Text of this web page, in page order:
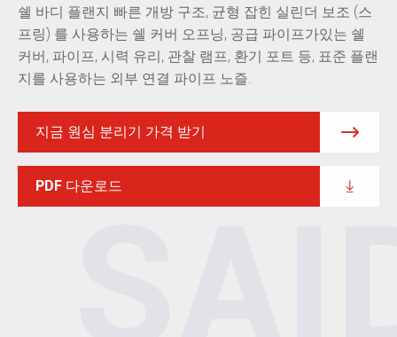
쉘 바디 플랜지 빠른 개방 구조, 균형 잡힌 실린더 보조 (스
프링) 를 사용하는 쉘 커버 오프닝, 공급 파이프가있는 쉘
커버, 파이프, 시력 유리, 관찰 램프, 환기 포트 등, 표준 플랜
지를 사용하는 외부 연결 파이프 노즐.
지금 원심 분리기 가격 받기 
PDF 다운로드 